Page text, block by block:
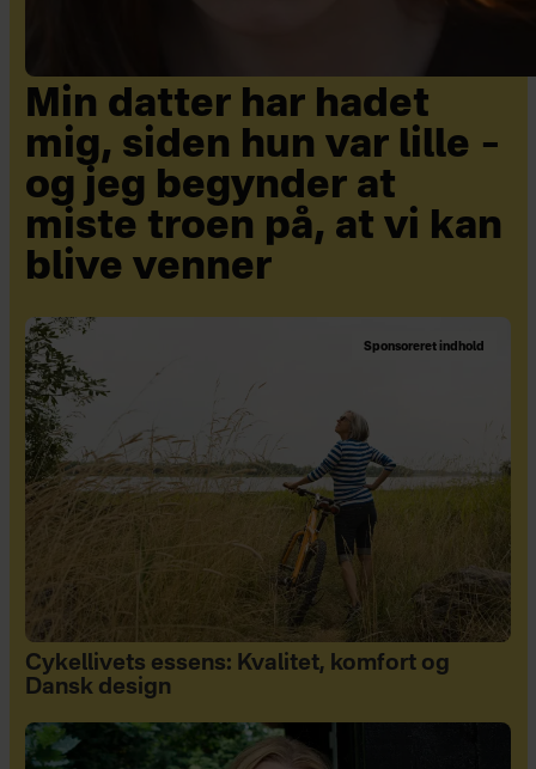
Min datter har hadet
mig, siden hun var lille –
og jeg begynder at
miste troen på, at vi kan
blive venner
Sponsoreret indhold
Cykellivets essens: Kvalitet, komfort og
Dansk design